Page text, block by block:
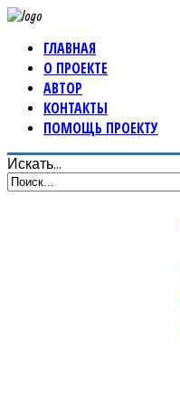
ГЛАВНАЯ
О ПРОЕКТЕ
АВТОР
КОНТАКТЫ
ПОМОЩЬ ПРОЕКТУ
Искать...